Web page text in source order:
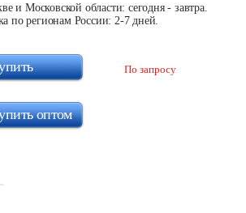
и Московской области: сегодня - завтра.
по регионам России: 2-7 дней.
По запросу
оптом